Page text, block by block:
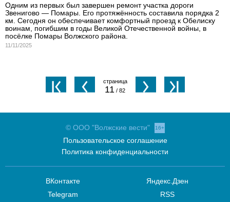
Одним из первых был завершен ремонт участка дороги
Звенигово — Помары. Его протяжённость составила порядка 2
км. Сегодня он обеспечивает комфортный проезд к Обелиску
воинам, погибшим в годы Великой Отечественной войны, в
посёлке Помары Волжского района.
11/11/2025
11 / 82
© ООО "Волжские вести" 16+
Пользовательское соглашение
Политика конфиденциальности
ВКонтакте
Telegram
Яндекс.Дзен
RSS